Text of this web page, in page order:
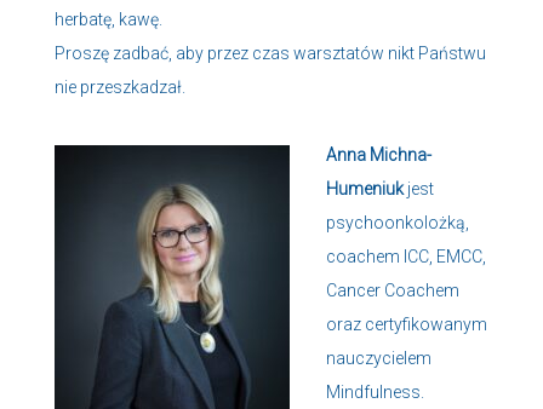
herbatę, kawę.
Proszę zadbać, aby przez czas warsztatów nikt Państwu
nie przeszkadzał.
Anna Michna-
Humeniukjest
psychoonkolożką,
coachem ICC, EMCC,
Cancer Coachem
oraz certyfikowanym
nauczycielem
Mindfulness.